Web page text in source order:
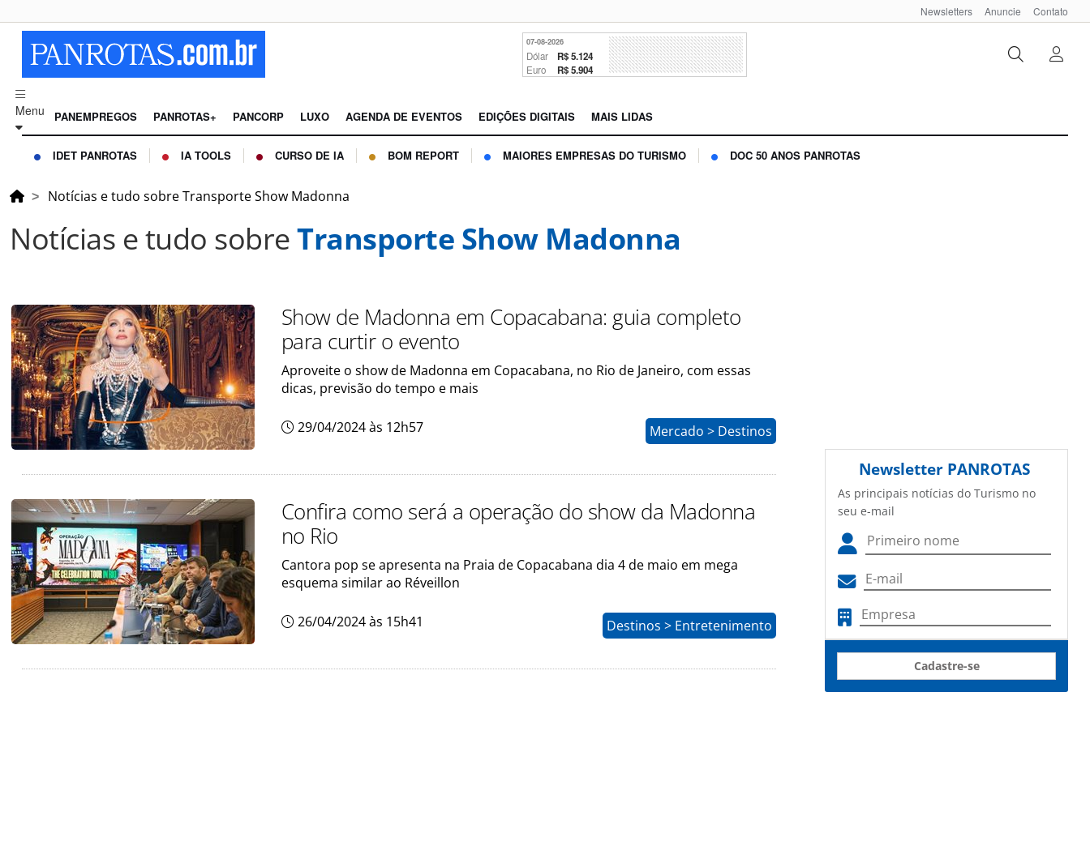
Newsletters Anuncie Contato
07-08-2026
Dólar R$ 5.124
Euro R$ 5.904
Menu PANEMPREGOS PANROTAS+ PANCORP LUXO AGENDA DE EVENTOS EDIÇÕES DIGITAIS MAIS LIDAS
IDET PANROTAS IA TOOLS CURSO DE IA BOM REPORT MAIORES EMPRESAS DO TURISMO DOC 50 ANOS PANROTAS
Notícias e tudo sobre Transporte Show Madonna
Notícias e tudo sobreTransporte Show Madonna
Show de Madonna em Copacabana: guia completo
para curtir o evento
Aproveite o show de Madonna em Copacabana, no Rio de Janeiro, com essas
dicas, previsão do tempo e mais
29/04/2024 às 12h57 Mercado > Destinos
Confira como será a operação do show da Madonna
no Rio
Cantora pop se apresenta na Praia de Copacabana dia 4 de maio em mega
esquema similar ao Réveillon
26/04/2024 às 15h41 Destinos > Entretenimento
Newsletter PANROTAS
As principais notícias do Turismo no
seu e-mail
Cadastre-se